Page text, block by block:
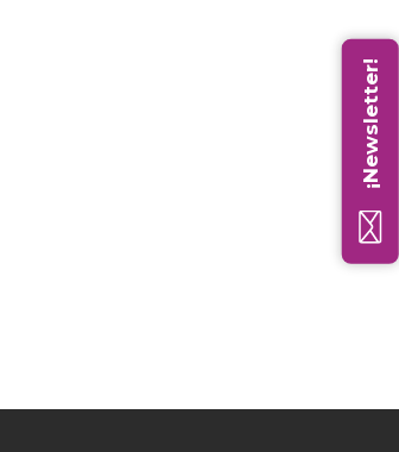
¡Newsletter!